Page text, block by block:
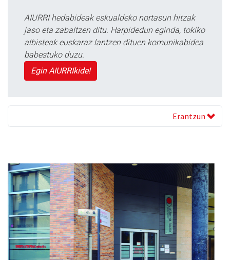
AIURRI hedabideak eskualdeko nortasun hitzak
jaso eta zabaltzen ditu. Harpidedun eginda, tokiko
albisteak euskaraz lantzen dituen komunikabidea
babestuko duzu.
Egin AIURRIkide!
Erantzun